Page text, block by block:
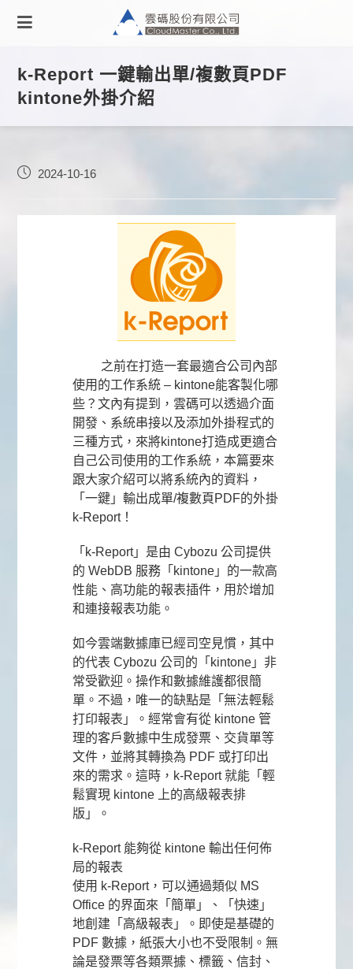
k-Report 一鍵輸出單/複數頁PDF
kintone外掛介紹
2024-10-16
之前在打造一套最適合公司內部
使用的工作系統 – kintone能客製化哪
些？文內有提到，雲碼可以透過介面
開發、系統串接以及添加外掛程式的
三種方式，來將kintone打造成更適合
自己公司使用的工作系統，本篇要來
跟大家介紹可以將系統內的資料，
「一鍵」輸出成單/複數頁PDF的外掛
k-Report！
「k-Report」是由 Cybozu 公司提供
的 WebDB 服務「kintone」的一款高
性能、高功能的報表插件，用於增加
和連接報表功能。
如今雲端數據庫已經司空見慣，其中
的代表 Cybozu 公司的「kintone」非
常受歡迎。操作和數據維護都很簡
單。不過，唯一的缺點是「無法輕鬆
打印報表」。經常會有從 kintone 管
理的客戶數據中生成發票、交貨單等
文件，並將其轉換為 PDF 或打印出
來的需求。這時，k-Report 就能「輕
鬆實現 kintone 上的高級報表排
版」。
k-Report 能夠從 kintone 輸出任何佈
局的報表
使用 k-Report，可以通過類似 MS
Office 的界面來「簡單」、「快速」
地創建「高級報表」。即使是基礎的
PDF 數據，紙張大小也不受限制。無
論是發票等各類票據、標籤、信封、